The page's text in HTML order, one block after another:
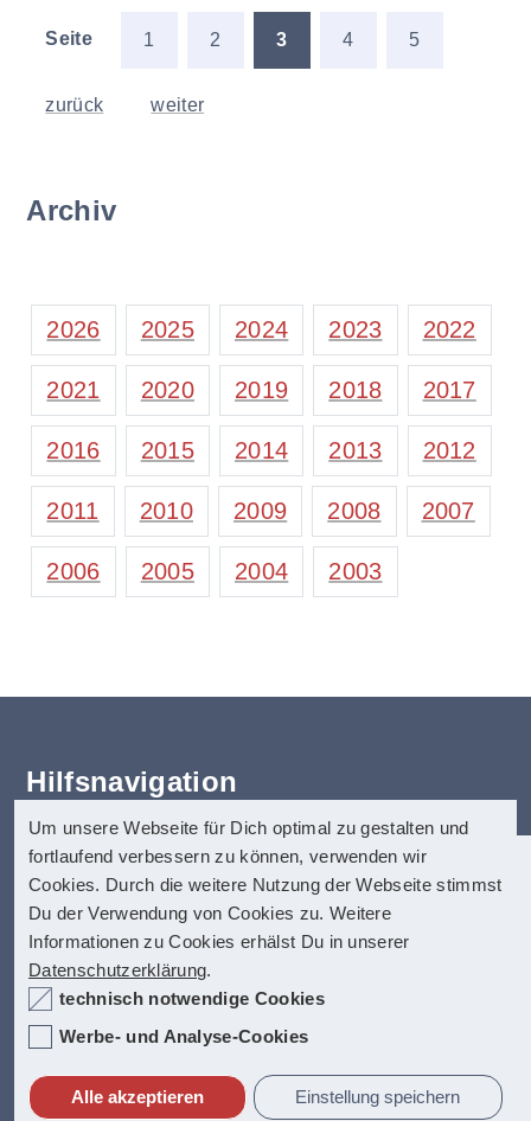
Seite 1 2 3 4 5
zurück weiter
Archiv
2026 2025 2024 2023 2022
2021 2020 2019 2018 2017
2016 2015 2014 2013 2012
2011 2010 2009 2008 2007
2006 2005 2004 2003
Hilfsnavigation
Erklärung zur Barrierefreiheit
Startseite
Kontakt
Impressum
Datenschutz
Hilfe
Inhalt
Fact-Box
anatom5 ist seit vielen Jahren auf digitale
Barrierefreiheit spezialisiert. Dazu zählen
unter anderem auch barrierefreie PDF-
Dokumente, die allerhöchste Anfoderungen
anatom5 perception marketing
GmbH
Münsterstraße 121
40476 Düsseldorf
Internet:https://www.anatom5.de
Um unsere Webseite für Dich optimal zu gestalten und
fortlaufend verbessern zu können, verwenden wir
Cookies. Durch die weitere Nutzung der Webseite stimmst
Du der Verwendung von Cookies zu. Weitere
Informationen zu Cookies erhälst Du in unserer
Datenschutzerklärung.
technisch notwendige Cookies
Werbe- und Analyse-Cookies
Alle akzeptieren Einstellung speichern